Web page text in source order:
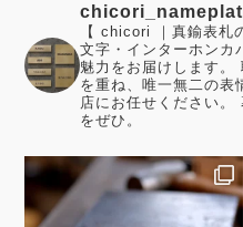
【 chicori ｜真鍮表札
文字・インターホンカ
魅力をお届けします。
を重ね、唯一無二の表
店にお任せください。
をぜひ。